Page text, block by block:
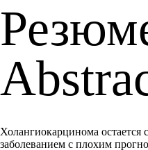
Холангиокарцинома
заболеванием с плохим